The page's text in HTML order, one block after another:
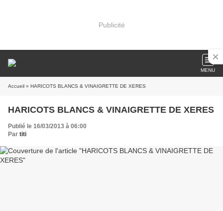
Publicité
MENU
Accueil » HARICOTS BLANCS & VINAIGRETTE DE XERES
HARICOTS BLANCS & VINAIGRETTE DE XERES
Publié le 16/03/2013 à 06:00
Par titi